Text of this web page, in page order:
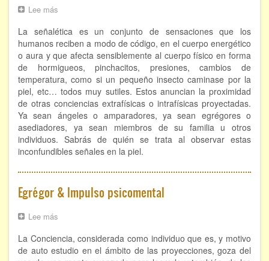
NOTICIAS Y ENTREVISTAS
TERAPIAS
Aura y energías. Limpieza
Sincroinducción. Entrenamiento mental
Hipnosis clínica
Hipnosis proyectiva
Bioenergía. Sanación energética
Relajación y autoprotección
DESCARGAS
Lee más
del
Aura
La señalética es un conjunto de sensaciones que los
humanos reciben a modo de código, en el cuerpo energético
o aura y que afecta sensiblemente al cuerpo físico en forma
de hormigueos, pinchacitos, presiones, cambios de
temperatura, como si un pequeño insecto caminase por la
piel, etc… todos muy sutiles. Estos anuncian la proximidad
de otras conciencias extrafísicas o intrafísicas proyectadas.
Ya sean ángeles o amparadores, ya sean egrégores o
asediadores, ya sean miembros de su familia u otros
individuos. Sabrás de quién se trata al observar estas
inconfundibles señales en la piel.
Egrégor & Impulso psicomental
Lee más
&
Impulso
La Conciencia, considerada como individuo que es, y motivo
de auto estudio en el ámbito de las proyecciones, goza del